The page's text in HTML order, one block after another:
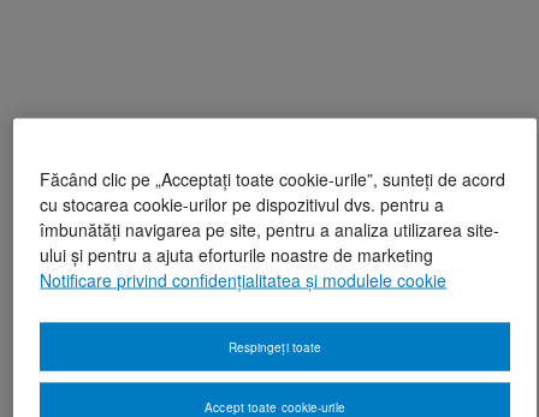
Făcând clic pe „Acceptați toate cookie-urile”, sunteți de acord
cu stocarea cookie-urilor pe dispozitivul dvs. pentru a
îmbunătăți navigarea pe site, pentru a analiza utilizarea site-
ului și pentru a ajuta eforturile noastre de marketing
Notificare privind confidențialitatea și modulele cookie
Respingeți toate
Accept toate cookie-urile